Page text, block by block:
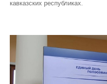
кавказских республиках.